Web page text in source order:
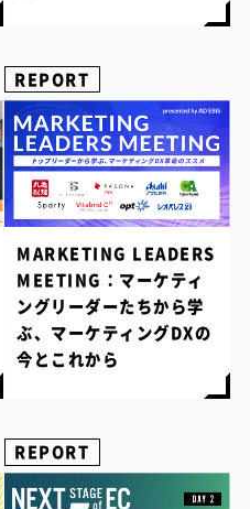
REPORT
MARKETING LEADERS
MEETING：マーケティ
ングリーダーたちから学
ぶ、マーケティングDXの
今とこれから
REPORT